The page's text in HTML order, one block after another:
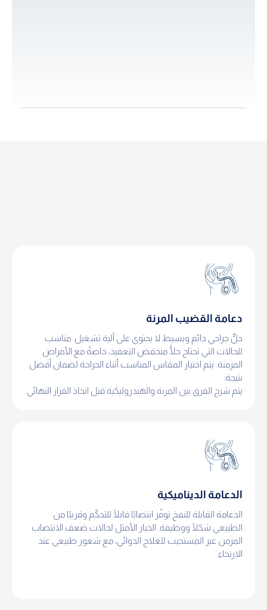
دعامة القضيب المرنة
حلٌّ جراحي دائم وبسيط لا يحتوي على آلية تشغيل. مناسب
للحالات التي تحتاج حلًّا منخفض التعقيد، خاصةً مع الأمراض
المزمنة. يتم اختيار المقاس المناسب أثناء الجراحة لضمان أفضل
نتيجة.
يتم شرح الفرق بين المرنة والهيدروليكية قبل اتخاذ القرار النهائي.
الدعامة الديناميكية
الدعامة القابلة للنفخ توفّر انتصابًا قابلًا للتحكّم وقريبًا من
الطبيعي شكلًا ووظيفة. الخيار الأمثل لحالات ضعف الانتصاب
المزمن غير المستجيب للعلاج الدوائي، مع شعور طبيعي عند
الارتخاء.